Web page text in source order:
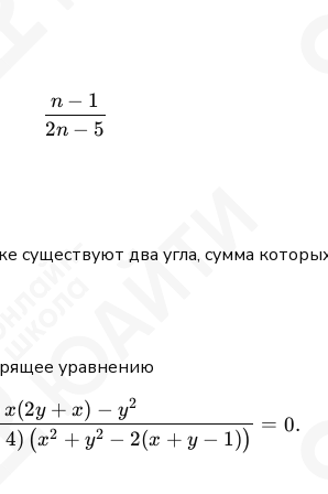
\frac{n - 1}{2n - 5}
2n − 5
n − 1
существуют два угла, сумма
уравнению
\frac{4 - x(2y + x) - y^2}
4) (x2 + y2 − 2(x + y − 1))
x(2y + x) − y2
= 0.